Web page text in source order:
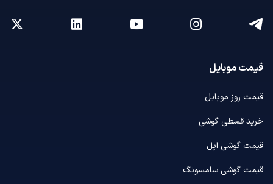
قیمت موبایل
قیمت روز موبایل
خرید قسطی گوشی
قیمت گوشی اپل
قیمت گوشی سامسونگ